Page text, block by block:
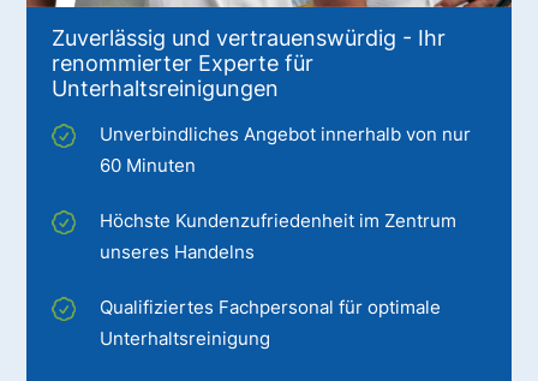
Zuverlässig und vertrauenswürdig - Ihr
renommierter Experte für
Unterhaltsreinigungen
Unverbindliches Angebot innerhalb von nur
60 Minuten
Höchste Kundenzufriedenheit im Zentrum
unseres Handelns
Qualifiziertes Fachpersonal für optimale
Unterhaltsreinigung